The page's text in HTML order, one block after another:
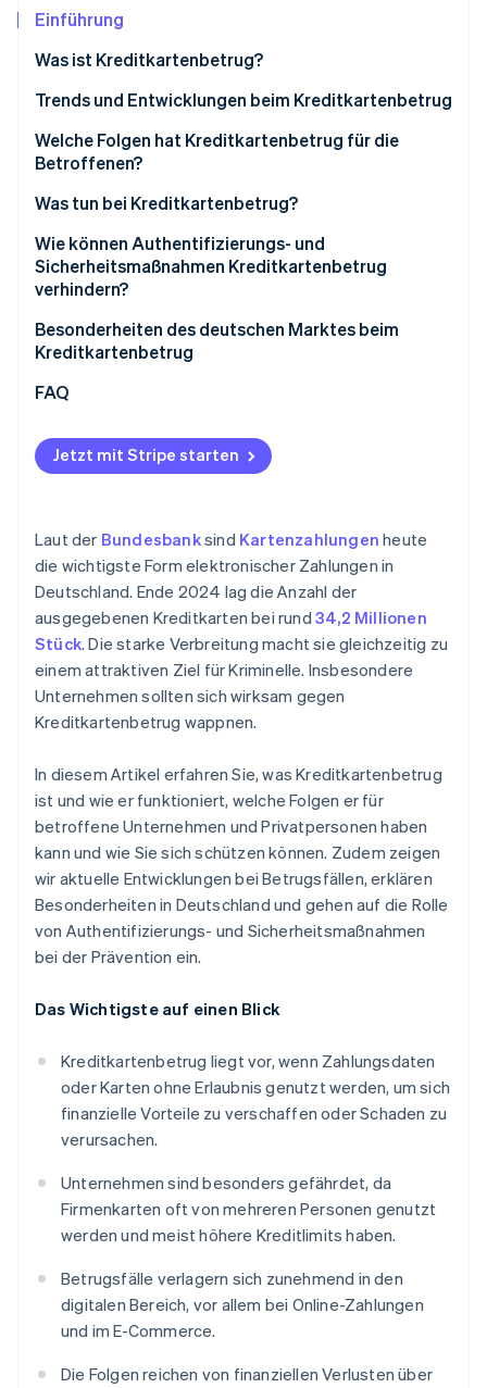
Start-up-Gründung
Climate
CO₂-Entnahme
Identity
Online-Identitätsprüfung
Stripe-Sessions 2026
Jetzt ansehen
Partner
Einführung
Was ist Kreditkartenbetrug?
Warum Unternehmen besonders betroffen sind
Wie Kriminelle an Kreditkartendaten gelangen
werden
Trends und Entwicklungen beim Kreditkartenbetrug
Welche Folgen hat Kreditkartenbetrug für die
Betroffenen?
Finanzielle Verluste
Vertrauensverlust und Imageschäden
Organisatorischer Aufwand
Rechtliche und regulatorische Risiken
Was tun bei Kreditkartenbetrug?
Prävention und Erkennung von Kreditkartenbetrug
Wie können Authentifizierungs- und
Sicherheitsmaßnahmen Kreditkartenbetrug
verhindern?
Zwei-Faktor-Authentifizierung
Schutz sensibler Zahlungsdaten
Besonderheiten des deutschen Marktes beim
Kreditkartenbetrug
Datenschutz
FAQ
Jetzt mit Stripe starten
Laut der Bundesbanksind Kartenzahlungen heute
die wichtigste Form elektronischer Zahlungen in
Deutschland. Ende 2024 lag die Anzahl der
ausgegebenen Kreditkarten bei rund 34,2 Millionen
Stück. Die starke Verbreitung macht sie gleichzeitig zu
einem attraktiven Ziel für Kriminelle. Insbesondere
Unternehmen sollten sich wirksam gegen
Kreditkartenbetrug wappnen.
In diesem Artikel erfahren Sie, was Kreditkartenbetrug
ist und wie er funktioniert, welche Folgen er für
betroffene Unternehmen und Privatpersonen haben
kann und wie Sie sich schützen können. Zudem zeigen
wir aktuelle Entwicklungen bei Betrugsfällen, erklären
Besonderheiten in Deutschland und gehen auf die Rolle
von Authentifizierungs- und Sicherheitsmaßnahmen
bei der Prävention ein.
Das Wichtigste auf einen Blick
Kreditkartenbetrug liegt vor, wenn Zahlungsdaten
oder Karten ohne Erlaubnis genutzt werden, um sich
finanzielle Vorteile zu verschaffen oder Schaden zu
verursachen.
Unternehmen sind besonders gefährdet, da
Firmenkarten oft von mehreren Personen genutzt
werden und meist höhere Kreditlimits haben.
Betrugsfälle verlagern sich zunehmend in den
digitalen Bereich, vor allem bei Online-Zahlungen
und im E-Commerce.
Die Folgen reichen von finanziellen Verlusten über